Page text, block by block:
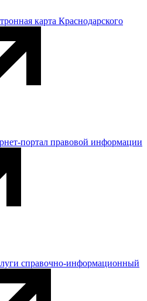
карта Краснодарского
портал правовой информации
справочно-информационный